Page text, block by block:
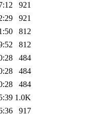
921
921
812
812
484
484
484
1.0K
917